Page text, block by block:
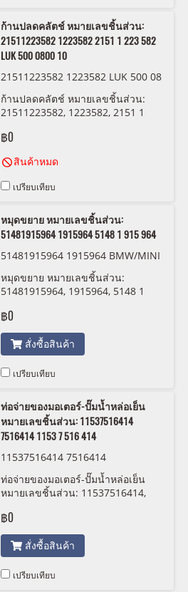
ก้านปลดคลัตช์ หมายเลขชิ้นส่วน:
21511223582 1223582 2151 1 223 582
LUK 500 0800 10
21511223582 1223582 LUK 500 08
ก้านปลดคลัตช์ หมายเลขชิ้นส่วน:
21511223582, 1223582, 2151 1
฿0
สินค้าหมด
เปรียบเทียบ
หมุดขยาย หมายเลขชิ้นส่วน:
51481915964 1915964 5148 1 915 964
51481915964 1915964 BMW/MINI
หมุดขยาย หมายเลขชิ้นส่วน:
51481915964, 1915964, 5148 1
฿0
สั่งซื้อสินค้า
เปรียบเทียบ
ท่อจ่ายของมอเตอร์-ปั๊มน้ำหล่อเย็น
หมายเลขชิ้นส่วน: 11537516414
7516414 1153 7 516 414
11537516414 7516414
ท่อจ่ายของมอเตอร์-ปั๊มน้ำหล่อเย็น
หมายเลขชิ้นส่วน: 11537516414,
฿0
สั่งซื้อสินค้า
เปรียบเทียบ